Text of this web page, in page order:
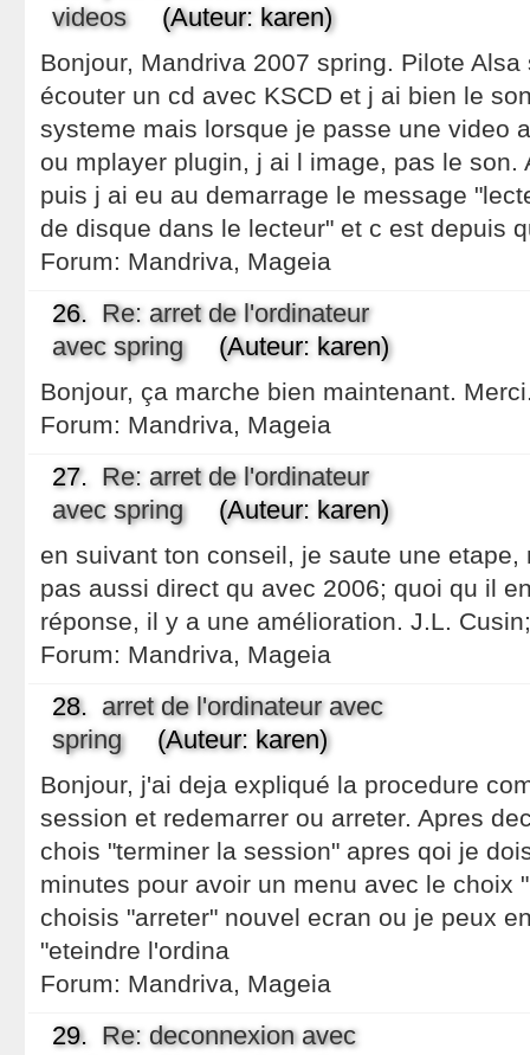
videos(Auteur: karen)
Bonjour, Mandriva 2007 spring. Pilote
écouter un cd avec KSCD et j ai bien le
systeme mais lorsque je passe une video
ou mplayer plugin, j ai l image, pas le son.
puis j ai eu au demarrage le message
de disque dans le lecteur" et c est depuis
Forum: Mandriva, Mageia
26. Re: arret de l'ordinateur
avec spring(Auteur: karen)
Bonjour, ça marche bien maintenant.
Forum: Mandriva, Mageia
27. Re: arret de l'ordinateur
avec spring(Auteur: karen)
en suivant ton conseil, je saute une
pas aussi direct qu avec 2006; quoi qu il
réponse, il y a une amélioration. J.L. Cusin;
Forum: Mandriva, Mageia
28. arret de l'ordinateur avec
spring(Auteur: karen)
Bonjour, j'ai deja expliqué la procedure
session et redemarrer ou arreter. Apres
chois "terminer la session" apres qoi je
minutes pour avoir un menu avec le choix
choisis "arreter" nouvel ecran ou je peux
"eteindre l'ordina
Forum: Mandriva, Mageia
29. Re: deconnexion avec